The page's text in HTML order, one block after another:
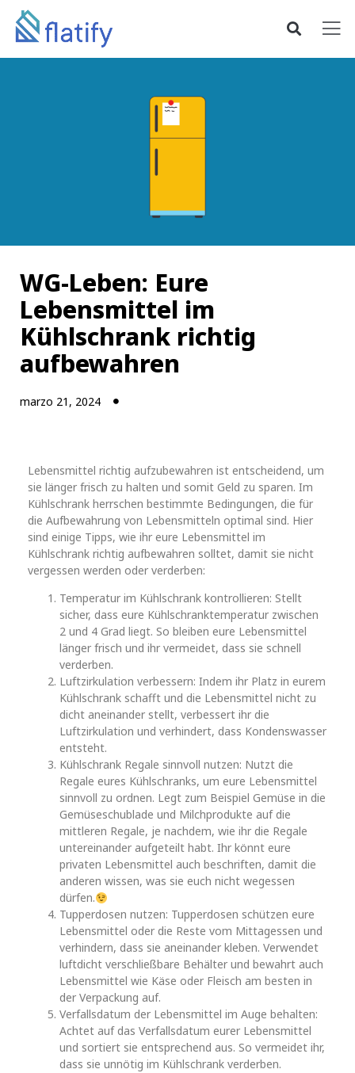
WG-Leben: Eure
Lebensmittel im
Kühlschrank richtig
aufbewahren
marzo 21, 2024
Lebensmittel richtig aufzubewahren ist entscheidend, um
sie länger frisch zu halten und somit Geld zu sparen. Im
Kühlschrank herrschen bestimmte Bedingungen, die für
die Aufbewahrung von Lebensmitteln optimal sind. Hier
sind einige Tipps, wie ihr eure Lebensmittel im
Kühlschrank richtig aufbewahren solltet, damit sie nicht
vergessen werden oder verderben:
Temperatur im Kühlschrank kontrollieren: Stellt
sicher, dass eure Kühlschranktemperatur zwischen
2 und 4 Grad liegt. So bleiben eure Lebensmittel
länger frisch und ihr vermeidet, dass sie schnell
verderben.
Luftzirkulation verbessern: Indem ihr Platz in eurem
Kühlschrank schafft und die Lebensmittel nicht zu
dicht aneinander stellt, verbessert ihr die
Luftzirkulation und verhindert, dass Kondenswasser
entsteht.
Kühlschrank Regale sinnvoll nutzen: Nutzt die
Regale eures Kühlschranks, um eure Lebensmittel
sinnvoll zu ordnen. Legt zum Beispiel Gemüse in die
Gemüseschublade und Milchprodukte auf die
mittleren Regale, je nachdem, wie ihr die Regale
untereinander aufgeteilt habt. Ihr könnt eure
privaten Lebensmittel auch beschriften, damit die
anderen wissen, was sie euch nicht wegessen
dürfen.
Tupperdosen nutzen: Tupperdosen schützen eure
Lebensmittel oder die Reste vom Mittagessen und
verhindern, dass sie aneinander kleben. Verwendet
luftdicht verschließbare Behälter und bewahrt auch
Lebensmittel wie Käse oder Fleisch am besten in
der Verpackung auf.
Verfallsdatum der Lebensmittel im Auge behalten:
Achtet auf das Verfallsdatum eurer Lebensmittel
und sortiert sie entsprechend aus. So vermeidet ihr,
dass sie unnötig im Kühlschrank verderben.